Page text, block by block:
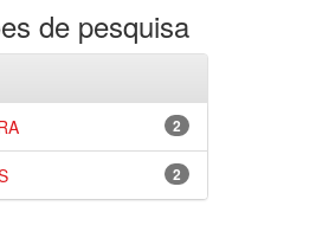
de pesquisa
2
2